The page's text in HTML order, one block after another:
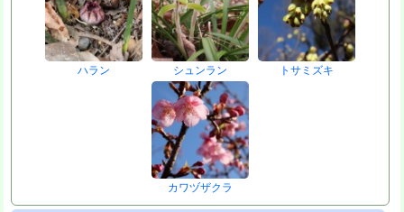
ハラン シュンラン トサミズキ
カワヅザクラ